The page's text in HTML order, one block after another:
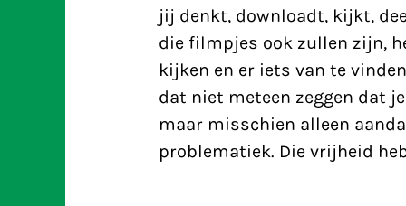
jij denkt, downloadt, kijkt,
die filmpjes ook zullen zijn,
kijken en er iets van te
dat niet meteen zeggen dat
maar misschien alleen
problematiek. Die vrijheid